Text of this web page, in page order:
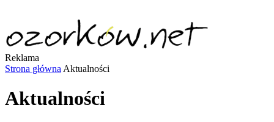
Reklama
Strona główna Aktualności
Aktualności